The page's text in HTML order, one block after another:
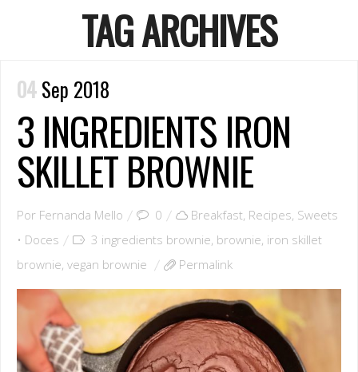
TAG ARCHIVES
04Sep 2018
3 INGREDIENTS IRON
SKILLET BROWNIE
Por Fernanda Mello 0 Breakfast, Recipes, Sweets
• Doces
3 ingredients brownie, brownie, iron skillet
brownie, vegan brownie Permalink